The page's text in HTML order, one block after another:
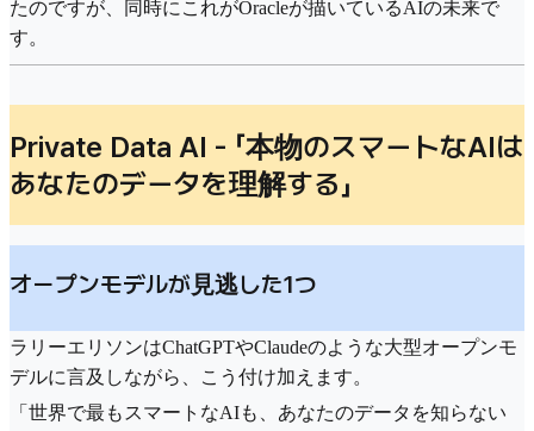
たのですが、同時にこれがOracleが描いているAIの未来で
す。
Private Data AI - 「本物のスマートなAIは
あなたのデータを理解する」
オープンモデルが見逃した1つ
ラリーエリソンはChatGPTやClaudeのような大型オープンモ
デルに言及しながら、こう付け加えます。
「世界で最もスマートなAIも、あなたのデータを知らない